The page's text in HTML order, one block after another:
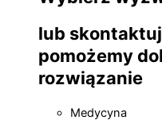
lub
pomożemy
rozwiązanie
Medycyna